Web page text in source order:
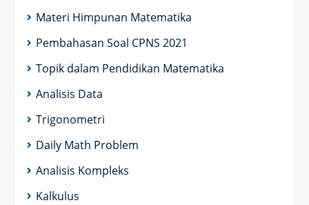
Materi Himpunan Matematika
Pembahasan Soal CPNS 2021
Topik dalam Pendidikan Matematika
Analisis Data
Trigonometri
Daily Math Problem
Analisis Kompleks
Kalkulus